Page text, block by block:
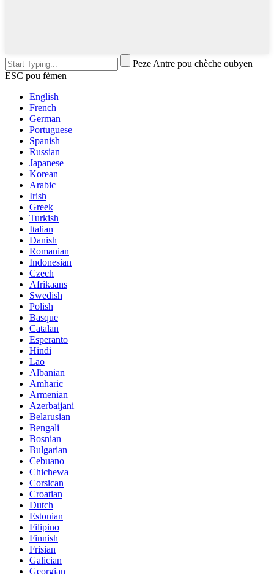
Peze Antre pou chèche oubyen
ESC pou fèmen
English
French
German
Portuguese
Spanish
Russian
Japanese
Korean
Arabic
Irish
Greek
Turkish
Italian
Danish
Romanian
Indonesian
Czech
Afrikaans
Swedish
Polish
Basque
Catalan
Esperanto
Hindi
Lao
Albanian
Amharic
Armenian
Azerbaijani
Belarusian
Bengali
Bosnian
Bulgarian
Cebuano
Chichewa
Corsican
Croatian
Dutch
Estonian
Filipino
Finnish
Frisian
Galician
Georgian